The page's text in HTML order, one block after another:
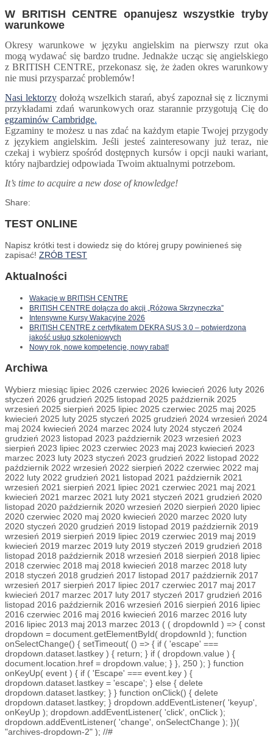
W BRITISH CENTRE opanujesz wszystkie tryby
warunkowe
Okresy warunkowe w języku angielskim na pierwszy rzut oka
mogą wydawać się bardzo trudne.Jednakże ucząc się angielskiego
z BRITISH CENTRE,przekonasz się, żeżaden okres warunkowy
nie musi przysparzać problemów!
Nasi lektorzy dołożą wszelkich starań, abyś zapoznał się z licznymi
przykładami zdań warunkowych oraz starannie przygotują Cię do
egzaminów Cambridge.
Egzaminy temożesz u nas zdać na każdym etapieTwojej przygody
z językiem angielskim.Jeśli jesteś zainteresowany już teraz, nie
czekaj i wybierz spośród dostępnych kursów i opcji nauki wariant,
który najbardziej odpowiada Twoim aktualnymi potrzebom.
It’s time to acquire a new dose of knowledge!
Share:
Szukaj:
TEST ONLINE
Napisz krótki test i dowiedz się do której grupy powinieneś się
zapisać! ZRÓB TEST
Aktualności
Wakacje w BRITISH CENTRE
BRITISH CENTRE dołącza do akcji „Różowa Skrzyneczka”
Intensywne Kursy Wakacyjne 2026
BRITISH CENTRE z certyfikatem DEKRA SUS 3.0 – potwierdzona
jakość usług szkoleniowych
Nowy rok, nowe kompetencje, nowy rabat!
Archiwa
Archiwa
Wybierz miesiąc lipiec 2026 czerwiec 2026 kwiecień 2026 luty 2026
styczeń 2026 grudzień 2025 listopad 2025 październik 2025
wrzesień 2025 sierpień 2025 lipiec 2025 czerwiec 2025 maj 2025
kwiecień 2025 luty 2025 styczeń 2025 grudzień 2024 wrzesień 2024
maj 2024 kwiecień 2024 marzec 2024 luty 2024 styczeń 2024
grudzień 2023 listopad 2023 październik 2023 wrzesień 2023
sierpień 2023 lipiec 2023 czerwiec 2023 maj 2023 kwiecień 2023
marzec 2023 luty 2023 styczeń 2023 grudzień 2022 listopad 2022
październik 2022 wrzesień 2022 sierpień 2022 czerwiec 2022 maj
2022 luty 2022 grudzień 2021 listopad 2021 październik 2021
wrzesień 2021 sierpień 2021 lipiec 2021 czerwiec 2021 maj 2021
kwiecień 2021 marzec 2021 luty 2021 styczeń 2021 grudzień 2020
listopad 2020 październik 2020 wrzesień 2020 sierpień 2020 lipiec
2020 czerwiec 2020 maj 2020 kwiecień 2020 marzec 2020 luty
2020 styczeń 2020 grudzień 2019 listopad 2019 październik 2019
wrzesień 2019 sierpień 2019 lipiec 2019 czerwiec 2019 maj 2019
kwiecień 2019 marzec 2019 luty 2019 styczeń 2019 grudzień 2018
listopad 2018 październik 2018 wrzesień 2018 sierpień 2018 lipiec
2018 czerwiec 2018 maj 2018 kwiecień 2018 marzec 2018 luty
2018 styczeń 2018 grudzień 2017 listopad 2017 październik 2017
wrzesień 2017 sierpień 2017 lipiec 2017 czerwiec 2017 maj 2017
kwiecień 2017 marzec 2017 luty 2017 styczeń 2017 grudzień 2016
listopad 2016 październik 2016 wrzesień 2016 sierpień 2016 lipiec
2016 czerwiec 2016 maj 2016 kwiecień 2016 marzec 2016 luty
2016 lipiec 2013 maj 2013 marzec 2013 ( ( dropdownId ) => { const
dropdown = document.getElementById( dropdownId ); function
onSelectChange() { setTimeout( () => { if ( 'escape' ===
dropdown.dataset.lastkey ) { return; } if ( dropdown.value ) {
document.location.href = dropdown.value; } }, 250 ); } function
onKeyUp( event ) { if ( 'Escape' === event.key ) {
dropdown.dataset.lastkey = 'escape'; } else { delete
dropdown.dataset.lastkey; } } function onClick() { delete
dropdown.dataset.lastkey; } dropdown.addEventListener( 'keyup',
onKeyUp ); dropdown.addEventListener( 'click', onClick );
dropdown.addEventListener( 'change', onSelectChange ); })(
"archives-dropdown-2" ); //#